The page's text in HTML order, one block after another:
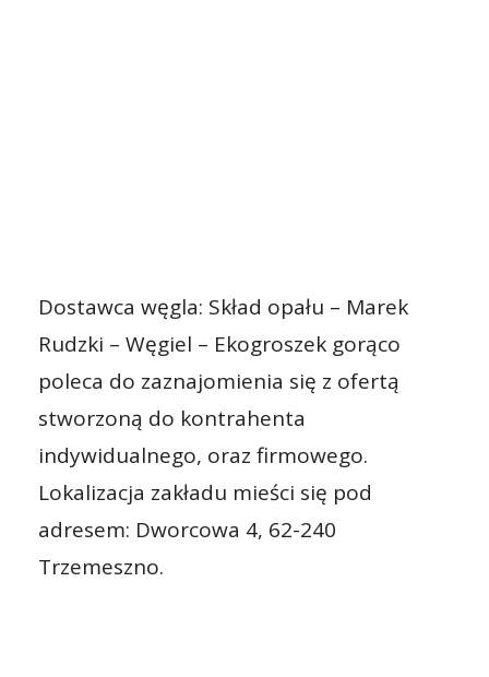
Dostawca węgla: Skład opału – Marek
Rudzki – Węgiel – Ekogroszek gorąco
poleca do zaznajomienia się z ofertą
stworzoną do kontrahenta
indywidualnego, oraz firmowego.
Lokalizacja zakładu mieści się pod
adresem: Dworcowa 4, 62-240
Trzemeszno.